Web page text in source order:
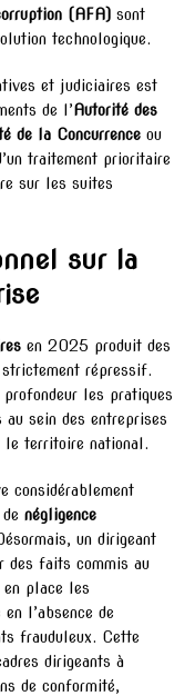
(AFA) sont
technologique.
et judiciaires est
de l’Autorité des
de la Concurrence ou
traitement prioritaire
sur les suites
sur la
en 2025 produit des
répressif.
les pratiques
au sein des entreprises
le territoire national.
considérablement
négligence
un dirigeant
des faits commis au
en place les
l’absence de
frauduleux. Cette
dirigeants à
de conformité,